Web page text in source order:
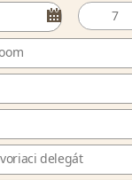
7
delegát